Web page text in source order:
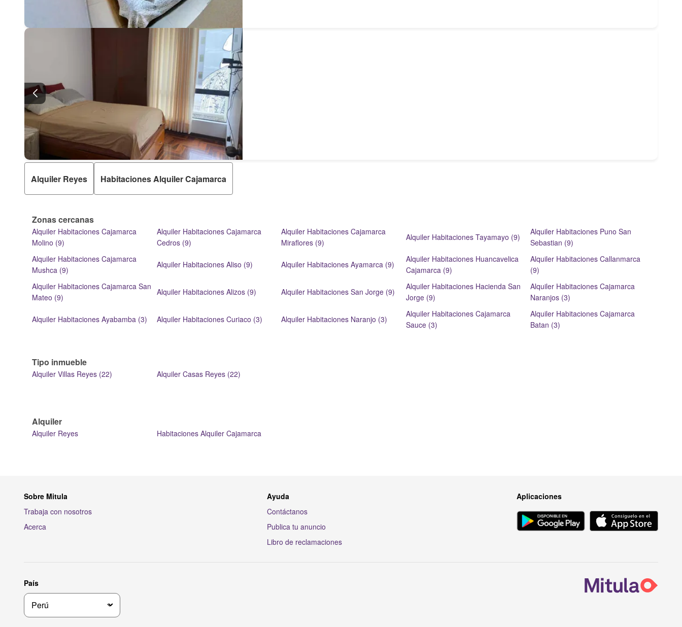
Alquiler Reyes Habitaciones Alquiler Cajamarca
Zonas cercanas
Alquiler Habitaciones Cajamarca
Molino (9)
Alquiler Habitaciones Cajamarca
Cedros (9)
Alquiler Habitaciones Cajamarca
Miraflores (9)
Alquiler Habitaciones Tayamayo (9)
Alquiler Habitaciones Puno San
Sebastian (9)
Alquiler Habitaciones Cajamarca
Mushca (9)
Alquiler Habitaciones Aliso (9) Alquiler Habitaciones Ayamarca (9)
Alquiler Habitaciones Huancavelica
Cajamarca (9)
Alquiler Habitaciones Callanmarca
(9)
Alquiler Habitaciones Cajamarca San
Mateo (9)
Alquiler Habitaciones Alizos (9) Alquiler Habitaciones San Jorge (9)
Alquiler Habitaciones Hacienda San
Jorge (9)
Alquiler Habitaciones Cajamarca
Naranjos (3)
Alquiler Habitaciones Ayabamba (3) Alquiler Habitaciones Curiaco (3) Alquiler Habitaciones Naranjo (3)
Alquiler Habitaciones Cajamarca
Sauce (3)
Alquiler Habitaciones Cajamarca
Batan (3)
Tipo inmueble
Alquiler Villas Reyes (22) Alquiler Casas Reyes (22)
Alquiler
Alquiler Reyes Habitaciones Alquiler Cajamarca
Sobre Mitula
Trabaja con nosotros
Acerca
Ayuda
Contáctanos
Publica tu anuncio
Libro de reclamaciones
Aplicaciones
País